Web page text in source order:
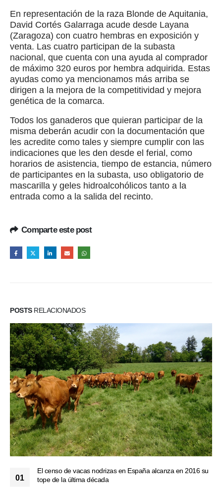
En representación de la raza Blonde de Aquitania,
David Cortés Galarraga acude desde Layana
(Zaragoza) con cuatro hembras en exposición y
venta. Las cuatro participan de la subasta
nacional, que cuenta con una ayuda al comprador
de máximo 320 euros por hembra adquirida. Estas
ayudas como ya mencionamos más arriba se
dirigen a la mejora de la competitividad y mejora
genética de la comarca.
Todos los ganaderos que quieran participar de la
misma deberán acudir con la documentación que
les acredite como tales y siempre cumplir con las
indicaciones que les den desde el ferial, como
horarios de asistencia, tiempo de estancia, número
de participantes en la subasta, uso obligatorio de
mascarilla y geles hidroalcohólicos tanto a la
entrada como a la salida del recinto.
Comparte este post
POSTSRELACIONADOS
01
El censo de vacas nodrizas en España alcanza en 2016 su
tope de la última década